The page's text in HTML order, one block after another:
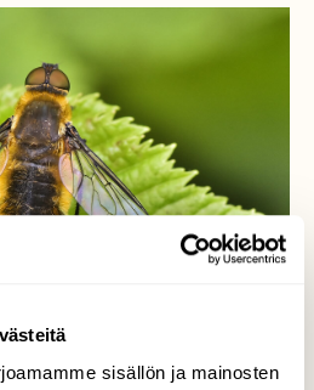
sisällön ja mainosten